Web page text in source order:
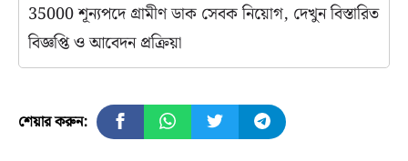
35000 শূন্যপদে গ্রামীণ ডাক সেবক নিয়োগ, দেখুন বিস্তারিত
বিজ্ঞপ্তি ও আবেদন প্রক্রিয়া
শেয়ার করুন: